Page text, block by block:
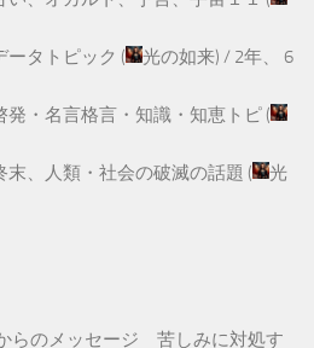
ータトピック ( 光の如来) / 2年、 6
・名言格言・知識・知恵トピ (
、人類・社会の破滅の話題 (
光
らのメッセージ 苦しみに対処す